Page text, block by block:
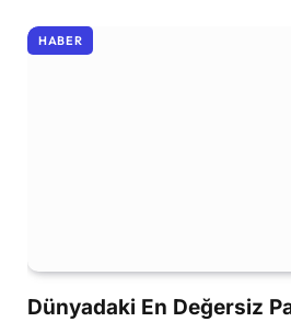
HABER
Dünyadaki En Değersiz